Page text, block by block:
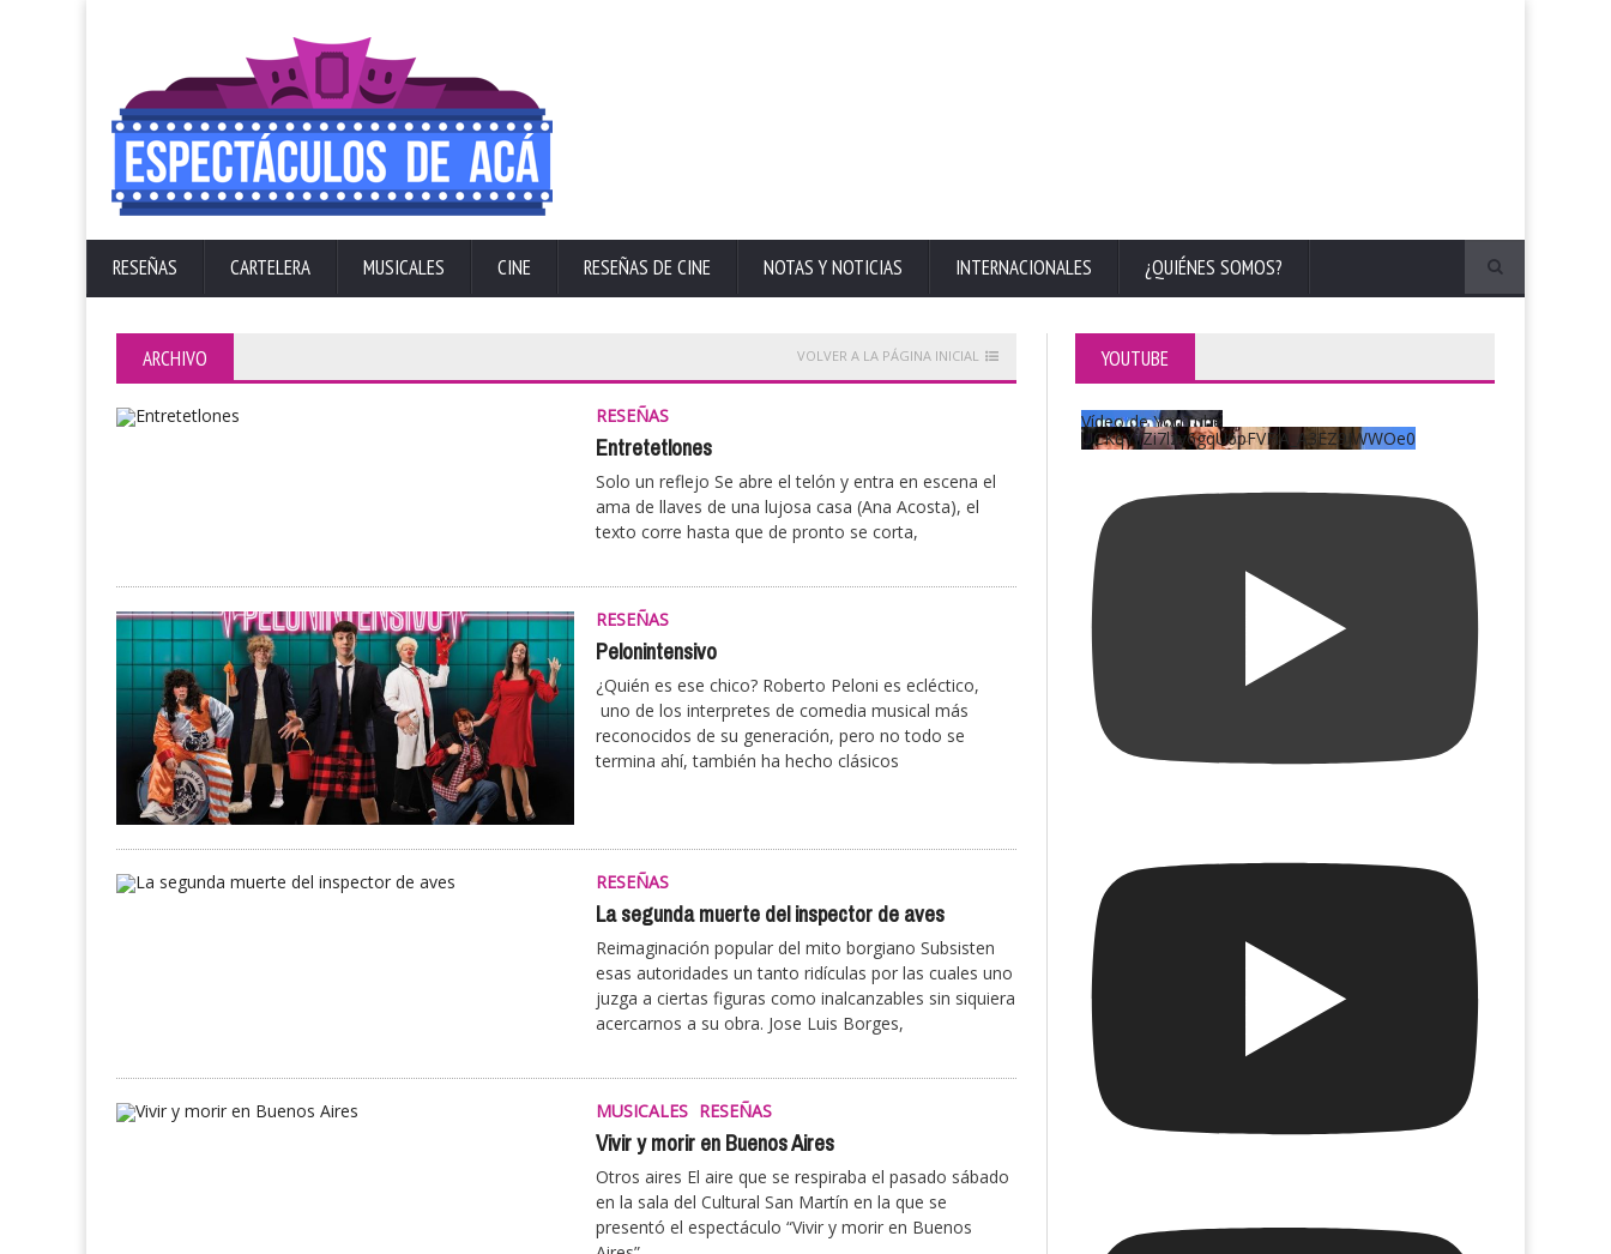
RESEÑAS CARTELERA MUSICALES CINE RESEÑAS DE CINE NOTAS Y NOTICIAS INTERNACIONALES ¿QUIÉNES SOMOS?
ARCHIVO VOLVER A LA PÁGINA INICIAL
RESEÑAS
Entretetlones
Solo un reflejo Se abre el telón y entra en escena el
ama de llaves de una lujosa casa (Ana Acosta), el
texto corre hasta que de pronto se corta,
RESEÑAS
Pelonintensivo
¿Quién es ese chico? Roberto Peloni es ecléctico,
uno de los interpretes de comedia musical más
reconocidos de su generación, pero no todo se
termina ahí, también ha hecho clásicos
RESEÑAS
La segunda muerte del inspector de aves
Reimaginación popular del mito borgiano Subsisten
esas autoridades un tanto ridículas por las cuales uno
juzga a ciertas figuras como inalcanzables sin siquiera
acercarnos a su obra. Jose Luis Borges,
MUSICALES RESEÑAS
Vivir y morir en Buenos Aires
Otros aires El aire que se respiraba el pasado sábado
en la sala del Cultural San Martín en la que se
presentó el espectáculo “Vivir y morir en Buenos
YOUTUBE
Vídeo de YouTube
UCKqYjiZi7lzy6gqU6pFVFiA_A3EZ9JWWOe0